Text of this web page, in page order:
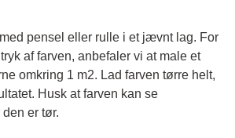
pensel eller rulle i et jævnt lag. For
af farven, anbefaler vi at male et
omkring 1 m2. Lad farven tørre helt,
Husk at farven kan se
er tør.